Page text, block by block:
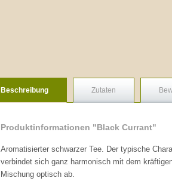
Beschreibung Zutaten
Produktinformationen "Black Currant"
Aromatisierter schwarzer Tee. Der typische
verbindet sich ganz harmonisch mit dem
Mischung optisch ab.